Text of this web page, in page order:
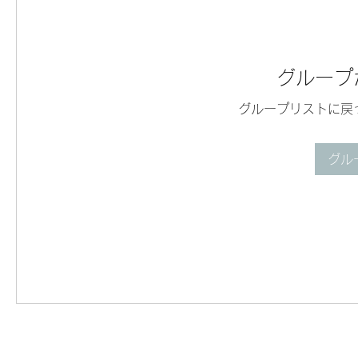
グルー
グループリストに
グル